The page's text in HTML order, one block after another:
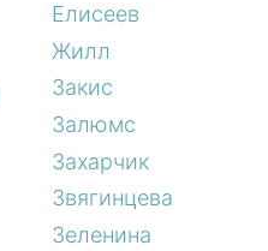
Елисеев
Жилл
Закис
Залюмс
Захарчик
Звягинцева
Зеленина